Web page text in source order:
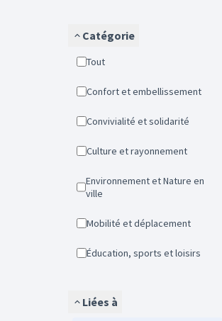
Catégorie
Tout
Confort et embellissement
Convivialité et solidarité
Culture et rayonnement
Environnement et Nature en
ville
Mobilité et déplacement
Éducation, sports et loisirs
Liées à